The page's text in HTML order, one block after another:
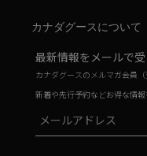
カナダグースについて
最新情報をメールで受
カナダグースのメルマガ会員（
新着や先行予約などお得な情報